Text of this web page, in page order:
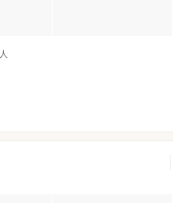
人